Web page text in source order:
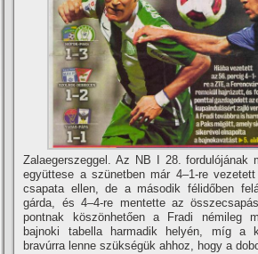
Zalaegerszeggel. Az NB I 28. fordulójának
együttese a szünetben már 4–1-re
csapata ellen, de a második félidőben
gárda, és 4–4-re mentette az
pontnak köszönhetően a Fradi némileg
bajnoki tabella harmadik helyén, mí­g a
bravúrra lenne szükségük ahhoz, hogy a